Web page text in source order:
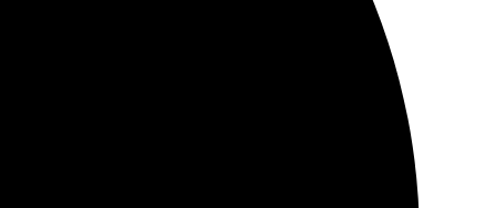
все детали видно четко.